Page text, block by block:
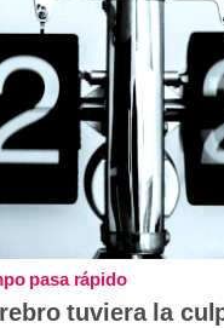
pasa rápido
tuviera la